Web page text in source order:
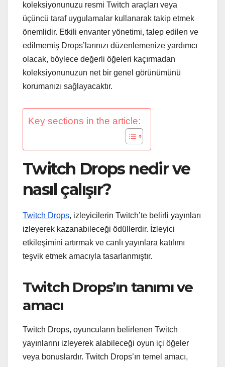
koleksiyonunuzu resmi Twitch araçları veya
üçüncü taraf uygulamalar kullanarak takip etmek
önemlidir. Etkili envanter yönetimi, talep edilen ve
edilmemiş Drops’larınızı düzenlemenize yardımcı
olacak, böylece değerli öğeleri kaçırmadan
koleksiyonunuzun net bir genel görünümünü
korumanızı sağlayacaktır.
Key sections in the article:
Twitch Drops nedir ve
nasıl çalışır?
Twitch Drops, izleyicilerin Twitch’te belirli yayınları
izleyerek kazanabileceği ödüllerdir. İzleyici
etkileşimini artırmak ve canlı yayınlara katılımı
teşvik etmek amacıyla tasarlanmıştır.
Twitch Drops’ın tanımı ve
amacı
Twitch Drops, oyuncuların belirlenen Twitch
yayınlarını izleyerek alabileceği oyun içi öğeler
veya bonuslardır. Twitch Drops’ın temel amacı,